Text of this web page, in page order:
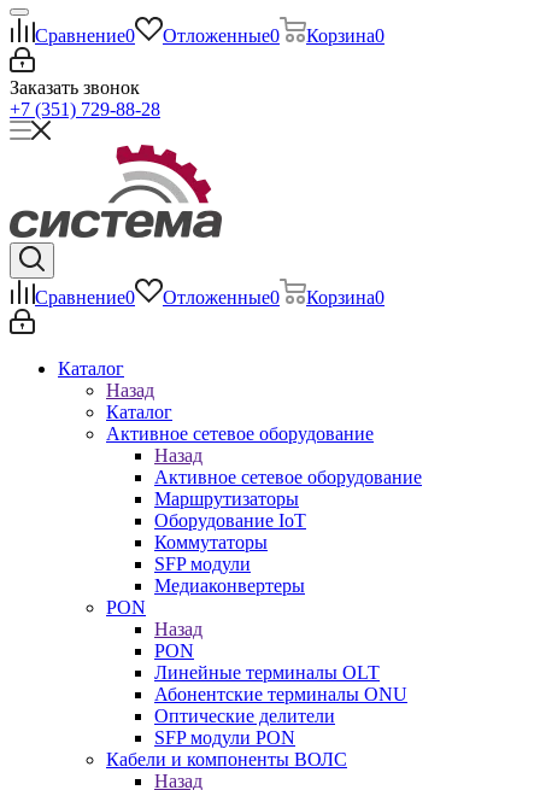
Сравнение0 Отложенные0 Корзина0
Заказать звонок
+7 (351) 729-88-28
Сравнение0 Отложенные0 Корзина0
Каталог
Назад
Каталог
Активное сетевое оборудование
Назад
Активное сетевое оборудование
Маршрутизаторы
Оборудование IoT
Коммутаторы
SFP модули
Медиаконвертеры
PON
Назад
PON
Линейные терминалы OLT
Абонентские терминалы ONU
Оптические делители
SFP модули PON
Кабели и компоненты ВОЛС
Назад